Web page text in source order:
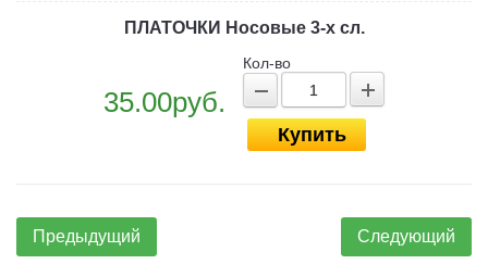
ПЛАТОЧКИ Носовые 3-х сл.
35.00руб.
Кол-во
Купить
Предыдущий Следующий